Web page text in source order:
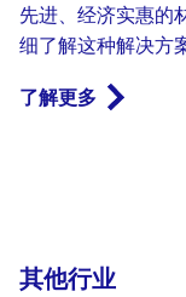
先进、经济实惠的
细了解这种解决方
了解更多
其他行业